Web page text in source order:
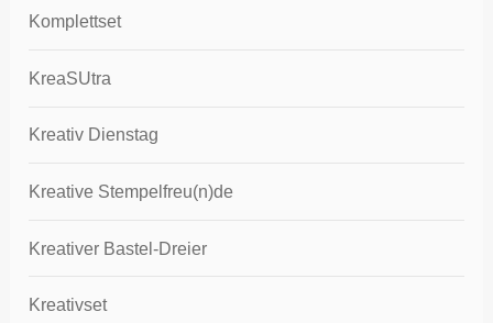
Komplettset
KreaSUtra
Kreativ Dienstag
Kreative Stempelfreu(n)de
Kreativer Bastel-Dreier
Kreativset